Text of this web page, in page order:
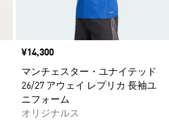
価格
¥14,300
マンチェスター・ユナイテッド
26/27 アウェイ レプリカ 長袖ユ
ニフォーム
オリジナルス